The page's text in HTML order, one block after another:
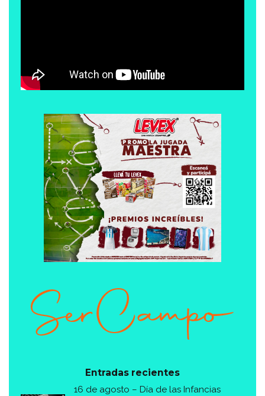
Entradas recientes
16 de agosto – Día de las Infancias